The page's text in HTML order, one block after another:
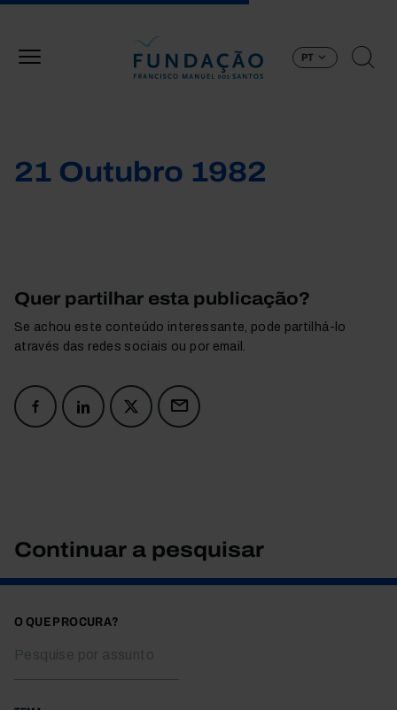
PT
21 Outubro 1982
Quer partilhar esta publicação?
Se achou este conteúdo interessante, pode partilhá-lo
através das redes sociais ou por email.
Continuar a pesquisar
O QUE PROCURA?